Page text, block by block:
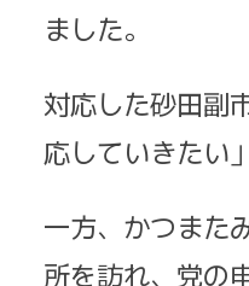
ました。
対応した砂田副
応していきたい
一方、かつまた
所を訪れ、党の